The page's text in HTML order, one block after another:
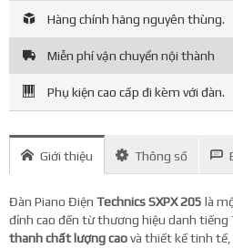
Hàng chính hãng nguyên thùng.
Miễn phí vận chuyển nội thành
Phụ kiện cao cấp đi kèm với đàn.
Giới thiệu Thông số
Đàn Piano Điện Technics SXPX 205 là
đỉnh cao đến từ thương hiệu danh tiếng
thanh chất lượng caovà thiết kế tinh tế,